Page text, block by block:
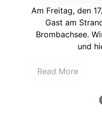
Am Freitag, den
Gast am
Brombachsee.
und
Read More